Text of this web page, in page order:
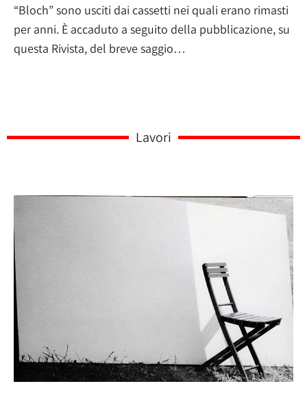
“Bloch” sono usciti dai cassetti nei quali erano rimasti
per anni. È accaduto a seguito della pubblicazione, su
questa Rivista, del breve saggio…
Lavori